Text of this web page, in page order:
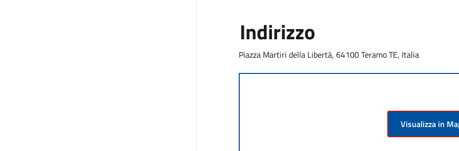
Indirizzo
Piazza Martiri della Libertà, 64100 Teramo TE, Italia
Visualizza in